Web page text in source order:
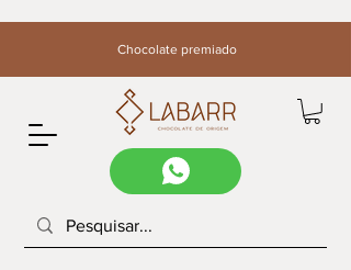
Chocolate premiado